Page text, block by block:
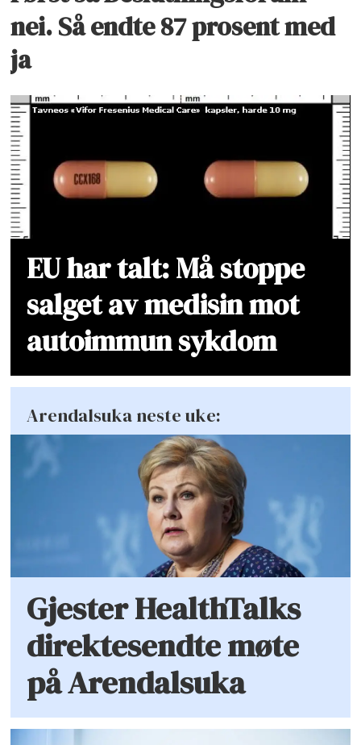
nei. Så endte 87 prosent med
ja
EU har talt: Må stoppe
salget av medisin mot
autoimmun sykdom
Arendalsuka neste uke:
Gjester HealthTalks
direktesendte møte
på Arendalsuka